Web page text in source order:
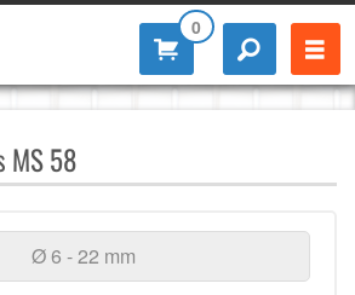
0
MS 58
Ø 6 - 22 mm